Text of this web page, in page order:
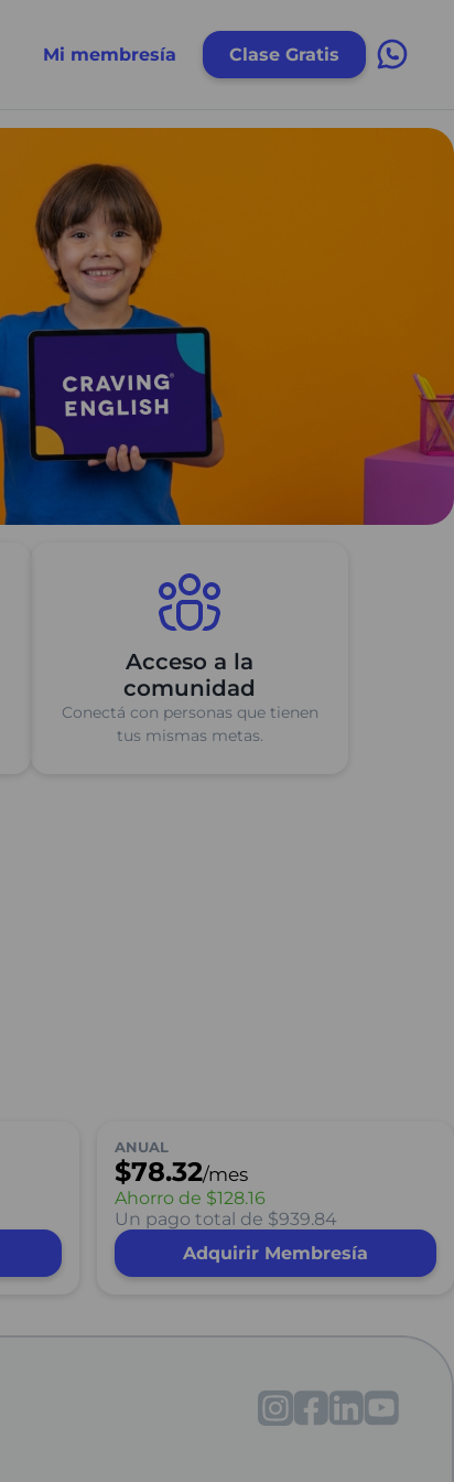
Mi membresía Clase Gratis
Acceso a la
comunidad
Conectá con personas que tienen
tus mismas metas.
ANUAL
$78.32/mes
Ahorro de $128.16
Un pago total de $939.84
Adquirir Membresía